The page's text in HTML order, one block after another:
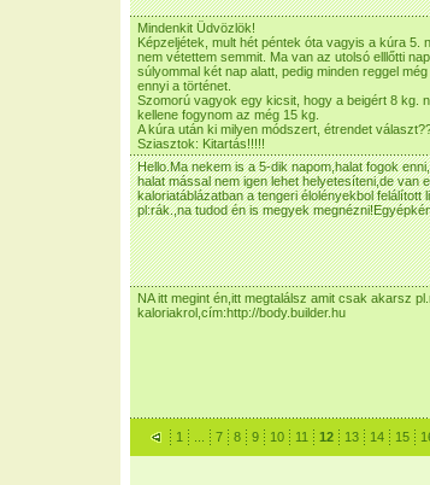
Mindenkit Üdvözlök!
Képzeljétek, mult hét péntek óta vagyis a kúra 5.
nem vétettem semmit. Ma van az utolsó elllőtti
súlyommal két nap alatt, pedig minden reggel
ennyi a történet.
Szomorú vagyok egy kicsit, hogy a beigért 8 kg.
kellene fogynom az még 15 kg.
A kúra után ki milyen módszert, étrendet
Sziasztok: Kitartás!!!!!
Hello.Ma nekem is a 5-dik napom,halat fogok
halat mással nem igen lehet helyetesíteni,de van
kaloriatáblázatban a tengeri élolényekbol
pl:rák.,na tudod én is megyek
NA itt megint én,itt megtalálsz amit csak akarsz
kaloriakrol,cím:http://body.builder.hu
1 7 8 9 10 11 12 13 14 15